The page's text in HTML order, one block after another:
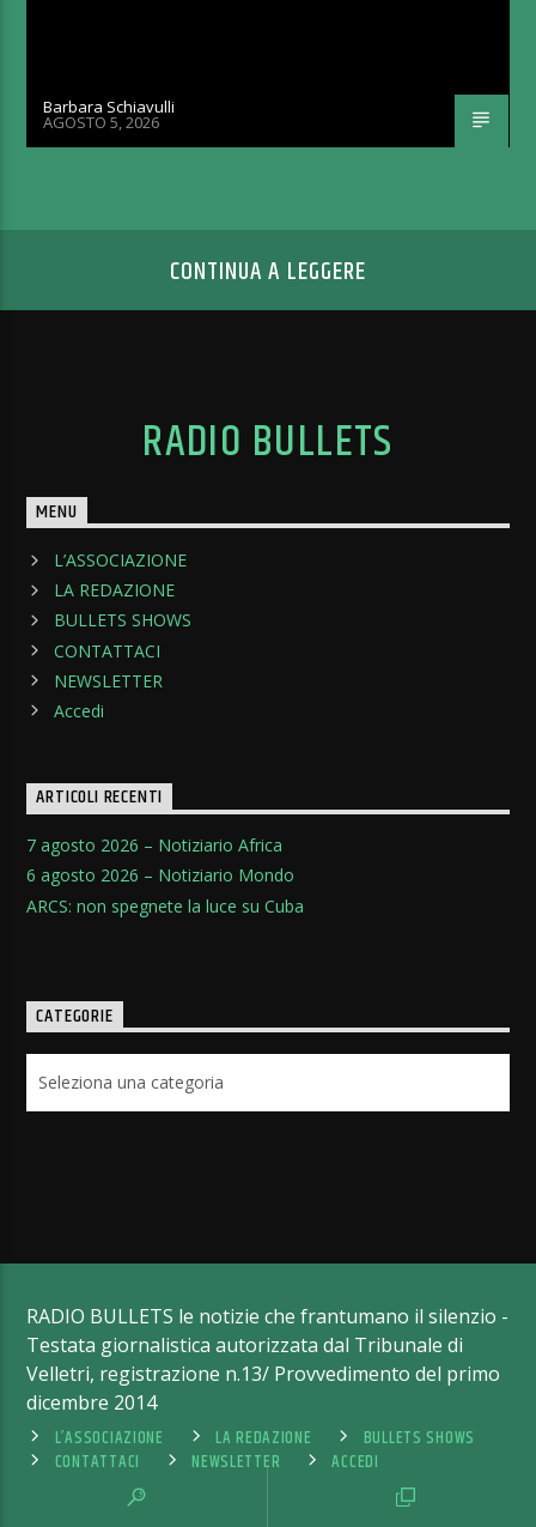
Barbara Schiavulli
AGOSTO 5, 2026
CONTINUA A LEGGERE
RADIO BULLETS
MENU
L’ASSOCIAZIONE
LA REDAZIONE
BULLETS SHOWS
CONTATTACI
NEWSLETTER
Accedi
ARTICOLI RECENTI
7 agosto 2026 – Notiziario Africa
6 agosto 2026 – Notiziario Mondo
ARCS: non spegnete la luce su Cuba
CATEGORIE
RADIO BULLETS le notizie che frantumano il silenzio -
Testata giornalistica autorizzata dal Tribunale di
Velletri, registrazione n.13/ Provvedimento del primo
dicembre 2014
L’ASSOCIAZIONE
LA REDAZIONE
BULLETS SHOWS
CONTATTACI
NEWSLETTER ACCEDI